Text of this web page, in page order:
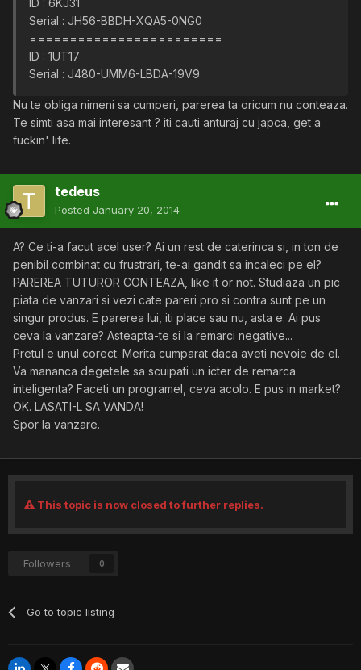
Serial : JH56-BBDH-XQA5-0NG0
========================
ID : 1UT17
Serial : J480-UMM6-LBDA-19V9
Nu te obliga nimeni sa cumperi, parerea ta oricum nu conteaza.
Te simti asa mai interesant ? iti cauti anturaj cu japca, get a
fuckin' life.
tedeus
Posted January 20, 2014
A? Ce ti-a facut acel user? Ai un rest de caterinca si, in ton de
penibil combinat cu frustrari, te-ai gandit sa incaleci pe el?
PAREREA TUTUROR CONTEAZA, like it or not. Studiaza un pic
piata de vanzari si vezi cate pareri pro si contra sunt pe un
singur produs. E parerea lui, iti place sau nu, asta e. Ai pus
ceva la vanzare? Asteapta-te si la remarci negative...
Pretul e unul corect. Merita cumparat daca aveti nevoie de el.
Va mananca degetele sa scuipati un icter de remarca
inteligenta? Faceti un programel, ceva acolo. E pus in market?
OK. LASATI-L SA VANDA!
Spor la vanzare.
This topic is now closed to further replies.
Followers 0
Go to topic listing